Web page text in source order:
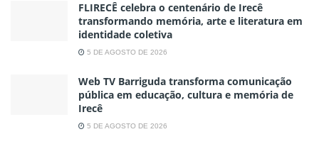
FLIRECÊ celebra o centenário de Irecê
transformando memória, arte e literatura em
identidade coletiva
5 DE AGOSTO DE 2026
Web TV Barriguda transforma comunicação
pública em educação, cultura e memória de
Irecê
5 DE AGOSTO DE 2026